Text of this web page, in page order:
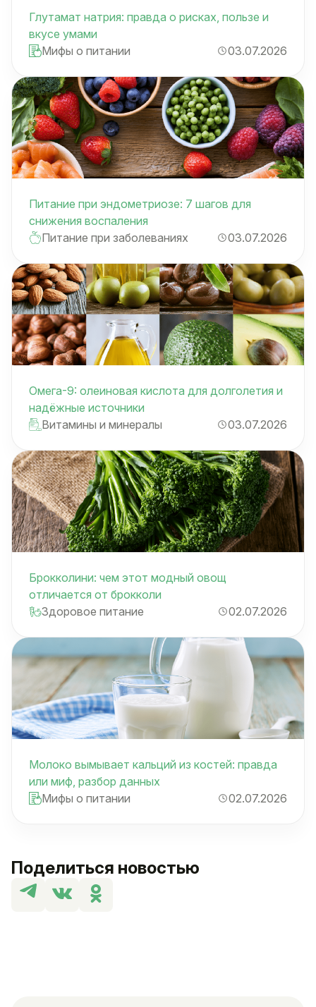
Поделиться новостью
Глутамат натрия: правда о рисках, пользе и
вкусе умами
Мифы о питании
03.07.2026
Питание при эндометриозе: 7 шагов для
снижения воспаления
Питание при заболеваниях
03.07.2026
Омега-9: олеиновая кислота для долголетия и
надёжные источники
Витамины и минералы
03.07.2026
Брокколини: чем этот модный овощ
отличается от брокколи
Здоровое питание
02.07.2026
Молоко вымывает кальций из костей: правда
или миф, разбор данных
Мифы о питании
02.07.2026